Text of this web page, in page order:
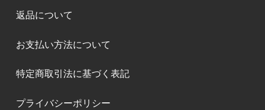
返品について
お支払い方法について
特定商取引法に基づく表記
プライバシーポリシー